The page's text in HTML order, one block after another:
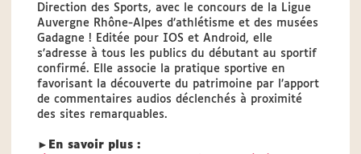
Direction des Sports, avec le concours de la Ligue
Auvergne Rhône-Alpes d’athlétisme et des musées
Gadagne ! Editée pour IOS et Android, elle
s’adresse à tous les publics du débutant au sportif
confirmé. Elle associe la pratique sportive en
favorisant la découverte du patrimoine par l’apport
de commentaires audios déclenchés à proximité
des sites remarquables.
► En savoir plus :